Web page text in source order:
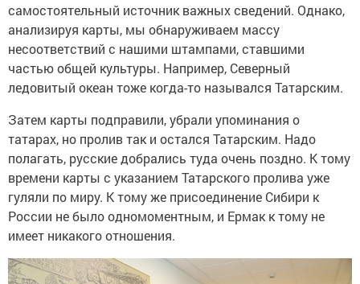
самостоятельный источник важных сведений. Однако,
анализируя карты, мы обнаруживаем массу
несоответствий с нашими штампами, ставшими
частью общей культуры. Например, Северный
ледовитый океан тоже когда-то назывался Татарским.
Затем карты подправили, убрали упоминания о
татарах, но пролив так и остался Татарским. Надо
полагать, русские добрались туда очень поздно. К тому
времени карты с указанием Татарского пролива уже
гуляли по миру. К тому же присоединение Сибири к
России не было одномоментным, и Ермак к тому не
имеет никакого отношения.